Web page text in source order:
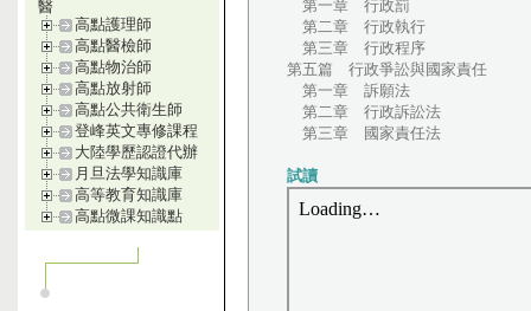
醫
高點護理師
高點醫檢師
高點物治師
高點放射師
高點公共衛生師
登峰英文專修課程
大陸學歷認證代辦
月旦法學知識庫
高等教育知識庫
高點微課知識點
第一章 行政罰
第二章 行政執行
第三章 行政程序
第五篇 行政爭訟與國家責任
第一章 訴願法
第二章 行政訴訟法
第三章 國家責任法
試讀